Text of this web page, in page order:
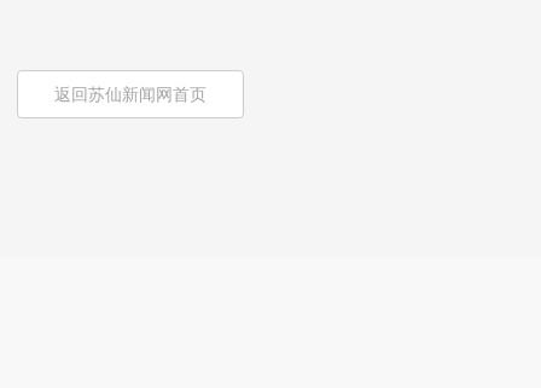
返回苏仙新闻网首页